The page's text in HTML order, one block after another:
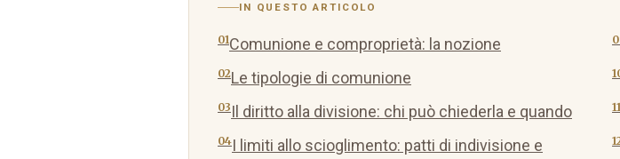
IN QUESTO ARTICOLO
Comunione e comproprietà: la nozione
Le tipologie di comunione
Il diritto alla divisione: chi può chiederla e quando
I limiti allo scioglimento: patti di indivisione e